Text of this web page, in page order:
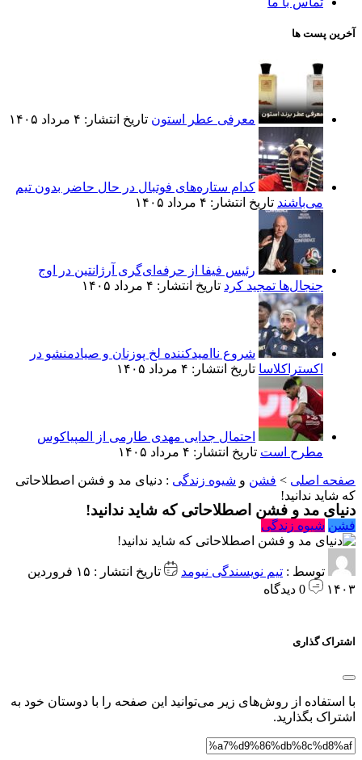
آخرین پست ها
معرفی عطر استون تاریخ انتشار: ۴ مرداد ۱۴۰۵
کدام ستاره‌های فوتبال در حال حاضر بدون تیم
می‌باشند تاریخ انتشار: ۴ مرداد ۱۴۰۵
رئیس فیفا از حرفه‌ای‌گری آرژانتین در اوج
جنجال‌ها تمجید کرد تاریخ انتشار: ۴ مرداد ۱۴۰۵
شروع ناامیدکننده لخ پوزنان و صیادمنشو در
اکستراکلاسا تاریخ انتشار: ۴ مرداد ۱۴۰۵
احتمال جدایی مهدی طارمی از المپیاکوس
مطرح است تاریخ انتشار: ۴ مرداد ۱۴۰۵
صفحه اصلی > فشن و شیوه زندگی : دنیای مد و فشن اصطلاحاتی
که شاید ندانید!
دنیای مد و فشن اصطلاحاتی که شاید ندانید!
فشن شیوه زندگی
توسط : تیم نویسندگی نیومد
تاریخ انتشار : ۱۵ فروردین
۱۴۰۳
اشتراک گذاری
با استفاده از روش‌های زیر می‌توانید این صفحه را با دوستان خود به
اشتراک بگذارید.